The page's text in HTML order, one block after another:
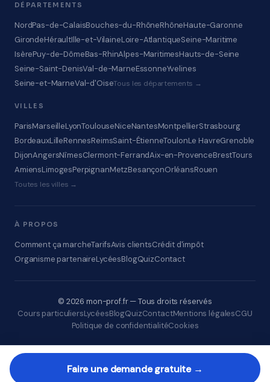
Faire une demande gratuite →
DÉPARTEMENTS
NordPas-de-CalaisBouches-du-RhôneRhôneHaute-Garonne
GirondeHéraultIlle-et-VilaineLoire-AtlantiqueSeine-Maritime
IsèrePuy-de-DômeBas-RhinAlpes-MaritimesHauts-de-Seine
Seine-Saint-DenisVal-de-MarneEssonneYvelines
Seine-et-MarneVal-d'OiseTous les départements →
VILLES
ParisMarseilleLyonToulouseNiceNantesMontpellierStrasbourg
BordeauxLilleRennesReimsSaint-ÉtienneToulonLe HavreGrenoble
DijonAngersNîmesClermont-FerrandAix-en-ProvenceBrestTours
AmiensLimogesPerpignanMetzBesançonOrléansRouen
Toutes les villes →
À PROPOS
Comment ça marcheTarifsAvis clientsCrédit d'impôt
Organisme partenaireLycéesBlogQuizContact
© 2026 mon-prof.fr — Tous droits réservés
Cours particuliersLycéesBlogQuizContactMentions légalesCGU
Politique de confidentialitéCookies